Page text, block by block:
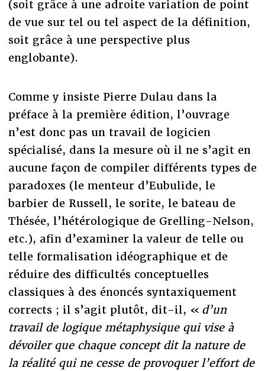
(soit grâce à une adroite variation de point
de vue sur tel ou tel aspect de la définition,
soit grâce à une perspective plus
englobante).
Comme y insiste Pierre Dulau dans la
préface à la première édition, l’ouvrage
n’est donc pas un travail de logicien
spécialisé, dans la mesure où il ne s’agit en
aucune façon de compiler différents types de
paradoxes (le menteur d’Eubulide, le
barbier de Russell, le sorite, le bateau de
Thésée, l’hétérologique de Grelling-Nelson,
etc.), afin d’examiner la valeur de telle ou
telle formalisation idéographique et de
réduire des difficultés conceptuelles
classiques à des énoncés syntaxiquement
corrects ; il s’agit plutôt, dit-il, « d’un
travail de logique métaphysique qui vise à
dévoiler que chaque concept dit la nature de
la réalité qui ne cesse de provoquer l’effort de